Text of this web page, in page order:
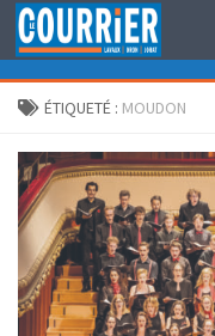
Au dessous du contenu
ÉTIQUETÉ : MOUDON